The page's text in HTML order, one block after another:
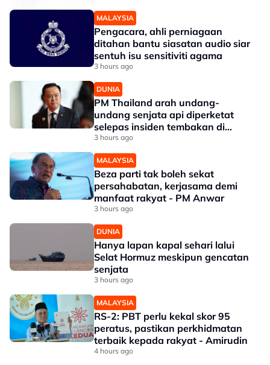
MALAYSIA
Pengacara, ahli perniagaan
ditahan bantu siasatan audio siar
sentuh isu sensitiviti agama
3 hours ago
DUNIA
PM Thailand arah undang-
undang senjata api diperketat
selepas insiden tembakan di
sekolah
3 hours ago
MALAYSIA
Beza parti tak boleh sekat
persahabatan, kerjasama demi
manfaat rakyat - PM Anwar
3 hours ago
DUNIA
Hanya lapan kapal sehari lalui
Selat Hormuz meskipun gencatan
senjata
3 hours ago
MALAYSIA
RS-2: PBT perlu kekal skor 95
peratus, pastikan perkhidmatan
terbaik kepada rakyat - Amirudin
4 hours ago